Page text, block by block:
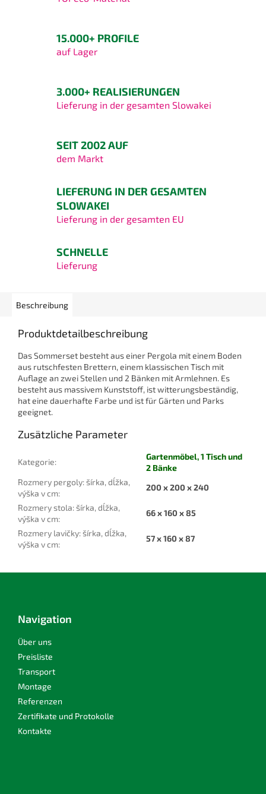
15.000+ PROFILE
auf Lager
3.000+ REALISIERUNGEN
Lieferung in der gesamten Slowakei
SEIT 2002 AUF
dem Markt
LIEFERUNG IN DER GESAMTEN
SLOWAKEI
Lieferung in der gesamten EU
SCHNELLE
Lieferung
Beschreibung
Produktdetailbeschreibung
Das Sommerset besteht aus einer Pergola mit einem Boden
aus rutschfesten Brettern, einem klassischen Tisch mit
Auflage an zwei Stellen und 2 Bänken mit Armlehnen. Es
besteht aus massivem Kunststoff, ist witterungsbeständig,
hat eine dauerhafte Farbe und ist für Gärten und Parks
geeignet.
Zusätzliche Parameter
Kategorie:
Gartenmöbel, 1 Tisch und
2 Bänke
Rozmery pergoly: šírka, dĺžka,
výška v cm:
200 x 200 x 240
Rozmery stola: šírka, dĺžka,
výška v cm:
66 x 160 x 85
Rozmery lavičky: šírka, dĺžka,
výška v cm:
57 x 160 x 87
Navigation
Über uns
Preisliste
Transport
Montage
Referenzen
Zertifikate und Protokolle
Kontakte